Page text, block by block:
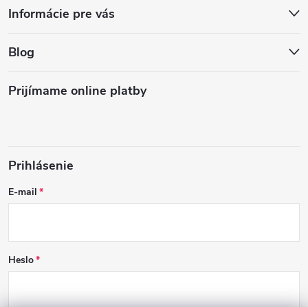
Informácie pre vás
Blog
Prijímame online platby
Prihlásenie
E-mail
Heslo